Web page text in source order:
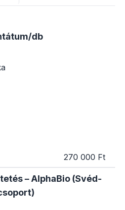
db
270 000 Ft
– AlphaBio (Svéd-